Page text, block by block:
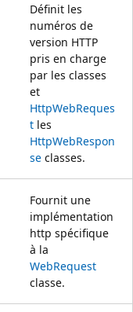
Définit les
numéros de
version HTTP
pris en charge
par les classes
et
HttpWebReques
t les
HttpWebRespon
se classes.
Fournit une
implémentation
http spécifique
à la
WebRequest
classe.